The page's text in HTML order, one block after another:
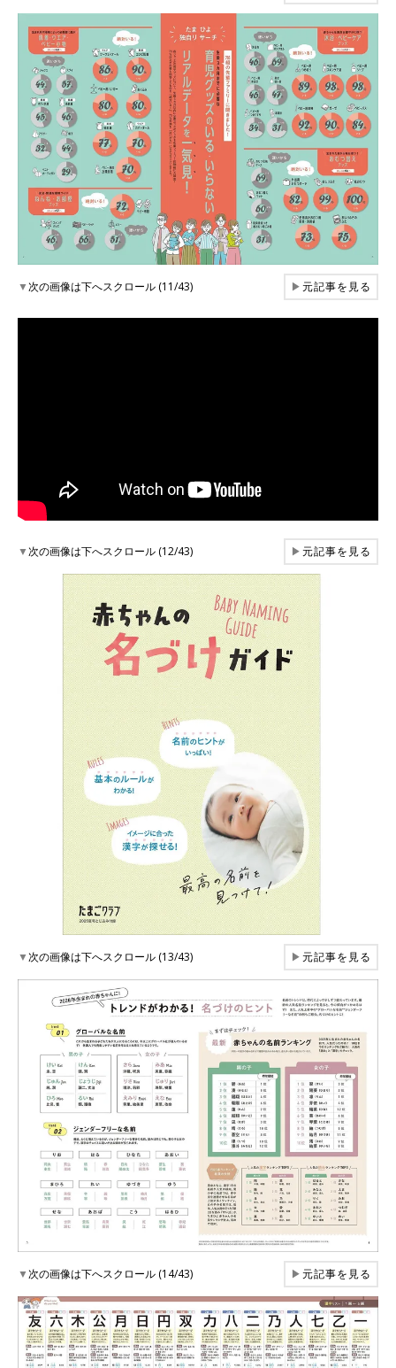
▼次の画像は下へスクロール (11/43) ▶元記事を見る
▼次の画像は下へスクロール (12/43) ▶元記事を見る
▼次の画像は下へスクロール (13/43) ▶元記事を見る
▼次の画像は下へスクロール (14/43) ▶元記事を見る